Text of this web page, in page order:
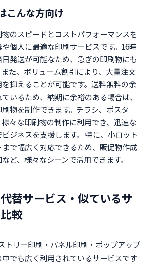
こんな方向け
のスピードとコストパフォーマンスを
個人に最適な印刷サービスです。16時
発送が可能なため、急ぎの印刷物にも
た、ボリューム割引により、大量注文
抑えることが可能です。送料無料の余
いるため、納期に余裕のある場合は、
物を制作できます。チラシ、ポスタ
々な印刷物の制作に利用でき、迅速な
ジネスを支援します。 特に、小ロット
で幅広く対応できるため、販促物作成
ど、様々なシーンで活用できます。
替サービス・似ているサ
較
トリー印刷・パネル印刷・ポップアップ
でも広く利用されているサービスです